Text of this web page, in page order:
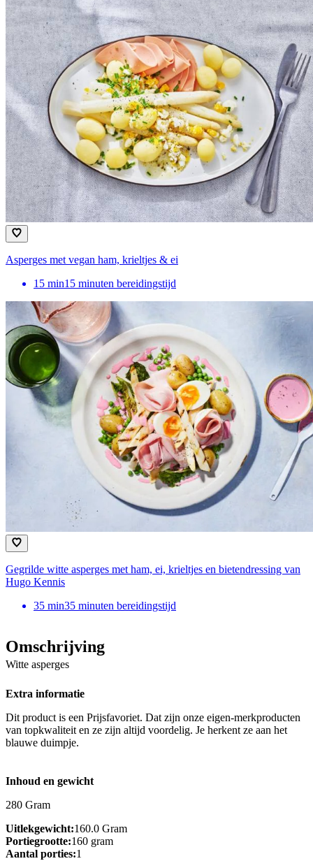
Asperges met vegan ham, krieltjes & ei
15 min15 minuten bereidingstijd
Gegrilde witte asperges met ham, ei, krieltjes en bietendressing van
Hugo Kennis
35 min35 minuten bereidingstijd
Omschrijving
Witte asperges
Extra informatie
Dit product is een Prijsfavoriet. Dat zijn onze eigen-merkproducten
van topkwaliteit en ze zijn altijd voordelig. Je herkent ze aan het
blauwe duimpje.
Inhoud en gewicht
280 Gram
Uitlekgewicht:160.0 Gram
Portiegrootte:160 gram
Aantal porties:1